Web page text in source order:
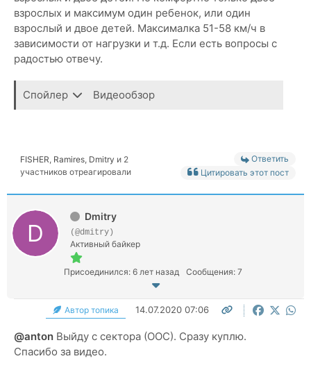
взрослых и максимум один ребенок, или один
взрослый и двое детей. Максималка 51-58 км/ч в
зависимости от нагрузки и т.д. Если есть вопросы с
радостью отвечу.
Спойлер Видеообзор
FISHER, Ramires, Dmitry и 2
участников отреагировали
Ответить
Цитировать этот пост
Dmitry
(@dmitry)
Активный байкер
Присоединился: 6 лет назад Сообщения: 7
Автор топика 14.07.2020 07:06
@anton Выйду с сектора (ООС). Сразу куплю.
Спасибо за видео.